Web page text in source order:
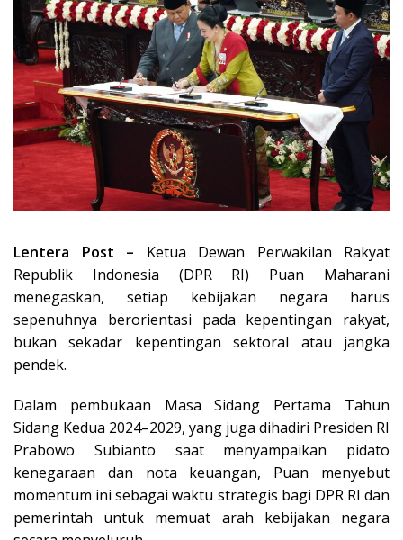
Lentera Post – Ketua Dewan Perwakilan Rakyat
Republik Indonesia (DPR RI) Puan Maharani
menegaskan, setiap kebijakan negara harus
sepenuhnya berorientasi pada kepentingan rakyat,
bukan sekadar kepentingan sektoral atau jangka
pendek.
Dalam pembukaan Masa Sidang Pertama Tahun
Sidang Kedua 2024–2029, yang juga dihadiri Presiden RI
Prabowo Subianto saat menyampaikan pidato
kenegaraan dan nota keuangan, Puan menyebut
momentum ini sebagai waktu strategis bagi DPR RI dan
pemerintah untuk memuat arah kebijakan negara